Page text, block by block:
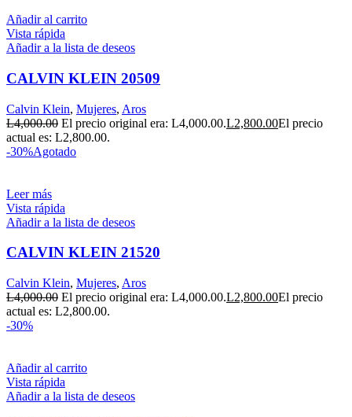
Añadir al carrito
Vista rápida
Añadir a la lista de deseos
CALVIN KLEIN 20509
Calvin Klein, Mujeres, Aros
L4,000.00 El precio original era: L4,000.00.L2,800.00El precio
actual es: L2,800.00.
-30%Agotado
Leer más
Vista rápida
Añadir a la lista de deseos
CALVIN KLEIN 21520
Calvin Klein, Mujeres, Aros
L4,000.00 El precio original era: L4,000.00.L2,800.00El precio
actual es: L2,800.00.
-30%
Añadir al carrito
Vista rápida
Añadir a la lista de deseos